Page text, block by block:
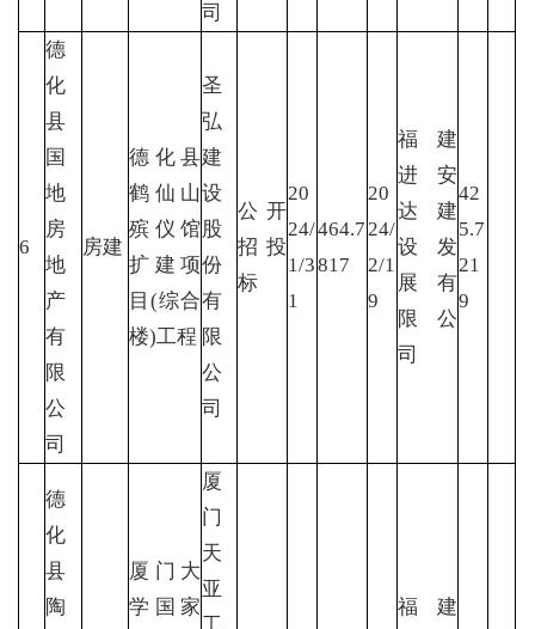
司
6
德
化
县
国
地
房
地
产
有
限
公
司
房建
德化县
鹤仙山
殡仪馆
扩建项
目(综合
楼)工程
圣
弘
建
设
股
份
有
限
公
司
公开
招投
标
20
24/
1/3
1
464.7
817
20
24/
2/1
9
福建
进安
达建
设发
展有
限公
司
42
5.7
21
9
德
化
县
陶
厦门大
学国家
厦
门
天
亚
福建